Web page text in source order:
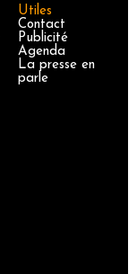
Utiles
Contact
Publicité
Agenda
La presse en
parle